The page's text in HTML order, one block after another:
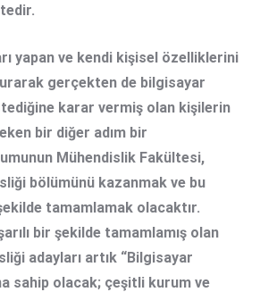
yapan ve kendi kişisel özelliklerini
gerçekten de bilgisayar
karar vermiş olan kişilerin
bir diğer adım bir
Mühendislik Fakültesi,
bölümünü kazanmak ve bu
tamamlamak olacaktır.
bir şekilde tamamlamış olan
adayları artık “Bilgisayar
sahip olacak; çeşitli kurum ve